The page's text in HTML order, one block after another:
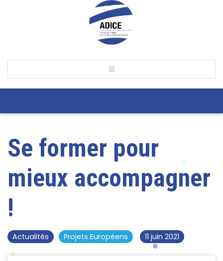
Se former pour
mieux accompagner
!
Actualités Projets Européens 11 juin 2021